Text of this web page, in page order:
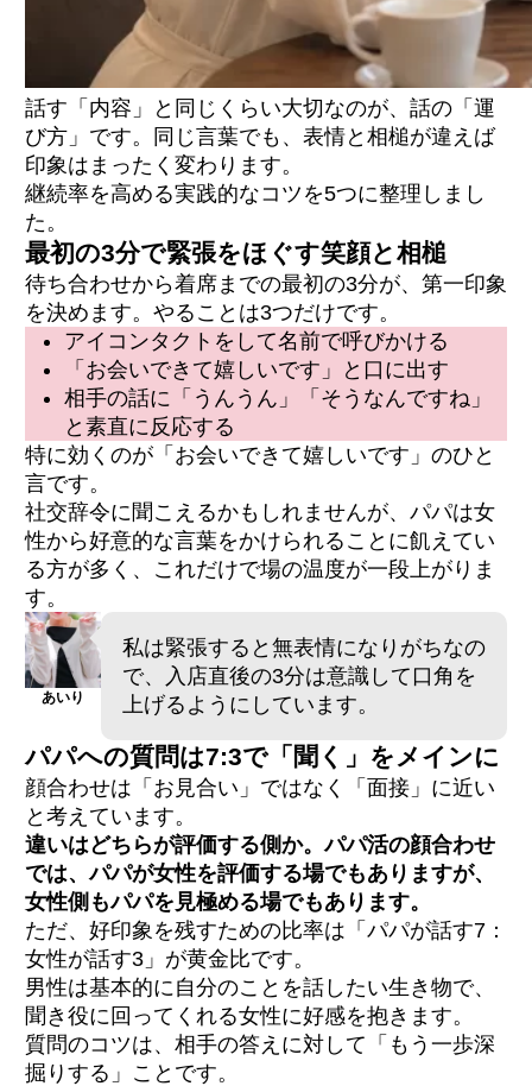
話す「内容」と同じくらい大切なのが、話の「運
び方」です。同じ言葉でも、表情と相槌が違えば
印象はまったく変わります。
継続率を高める実践的なコツを5つに整理しまし
た。
最初の3分で緊張をほぐす笑顔と相槌
待ち合わせから着席までの最初の3分が、第一印象
を決めます。やることは3つだけです。
アイコンタクトをして名前で呼びかける
「お会いできて嬉しいです」と口に出す
相手の話に「うんうん」「そうなんですね」
と素直に反応する
特に効くのが「お会いできて嬉しいです」のひと
言です。
社交辞令に聞こえるかもしれませんが、パパは女
性から好意的な言葉をかけられることに飢えてい
る方が多く、これだけで場の温度が一段上がりま
す。
あいり
私は緊張すると無表情になりがちなの
で、入店直後の3分は意識して口角を
上げるようにしています。
パパへの質問は7:3で「聞く」をメインに
顔合わせは「お見合い」ではなく「面接」に近い
と考えています。
違いはどちらが評価する側か。パパ活の顔合わせ
では、パパが女性を評価する場でもありますが、
女性側もパパを見極める場でもあります。
ただ、好印象を残すための比率は「パパが話す7：
女性が話す3」が黄金比です。
男性は基本的に自分のことを話したい生き物で、
聞き役に回ってくれる女性に好感を抱きます。
質問のコツは、相手の答えに対して「もう一歩深
掘りする」ことです。